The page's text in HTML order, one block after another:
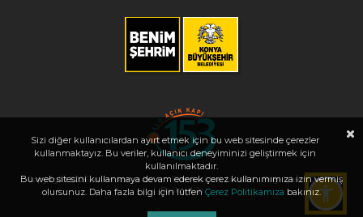
Copyright 2026, www.konya.bel.tr - Tüm Hakları Saklıdır - Bilgi İşlem Dairesi
Başkanlığı
Sizi diğer kullanıcılardan ayırt etmek için bu web sitesinde çerezler
kullanmaktayız. Bu veriler, kullanıcı deneyiminizi geliştirmek için
kullanılmaktadır.
Bu web sitesini kullanmaya devam ederek çerez kullanımımıza izin vermiş
olursunuz. Daha fazla bilgi için lütfen Çerez Politikamıza bakınız.